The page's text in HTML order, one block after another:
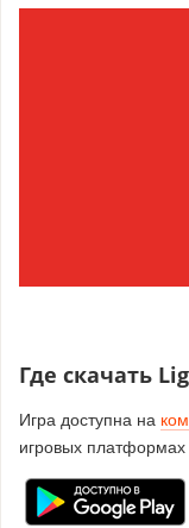
Где скачать
Игра доступна на
игровых